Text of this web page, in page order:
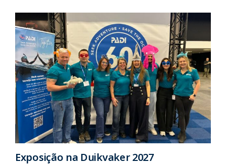
Exposição na Duikvaker 2027